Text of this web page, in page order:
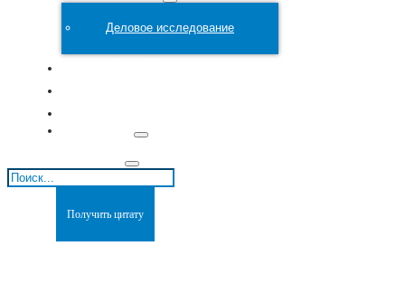
Деловое исследование
Поиск
Получить цитату